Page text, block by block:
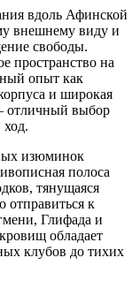
вдоль Афинской
внешнему виду и
свободы.
пространство на
опыт как
и широкая
отличный выбор
изюминок
полоса
тянущаяся
к
Глифада и
обладает
клубов до тихих